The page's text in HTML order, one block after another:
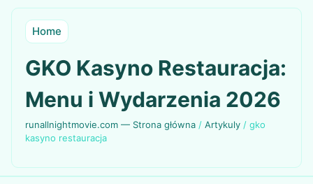
Home
GKO Kasyno Restauracja:
Menu i Wydarzenia 2026
runallnightmovie.com — Strona główna /Artykuly /gko
kasyno restauracja